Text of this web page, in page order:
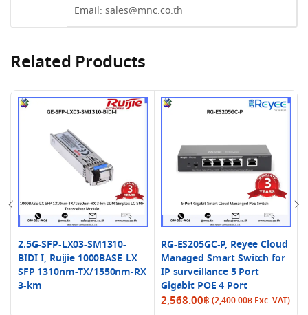
Email: sales@mnc.co.th
Related Products
2.5G-SFP-LX03-SM1310-
BIDI-I, Ruijie 1000BASE-LX
SFP 1310nm-TX/1550nm-RX
3-km
RG-ES205GC-P, Reyee Cloud
Managed Smart Switch for
IP surveillance 5 Port
Gigabit POE 4 Port
2,568.00฿ (2,400.00฿ Exc. VAT)